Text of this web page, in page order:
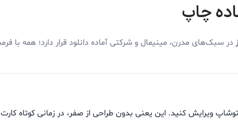
چاپ
در سبک‌های مدرن، مینیمال و شرکتی آماده دانلود قرار دارد؛ همه با
ویرایش کنید. این یعنی بدون طراحی از صفر، در زمانی کوتاه